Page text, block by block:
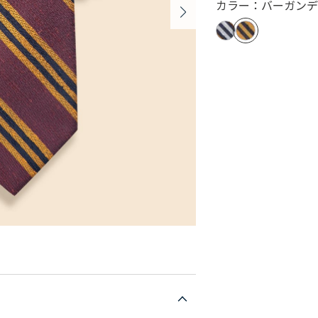
カラー：バーガン